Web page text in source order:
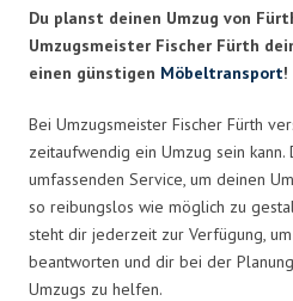
Du planst deinen Umzug von
Umzugsmeister Fischer Fürth
einen günstigen Möbeltransport!
Bei Umzugsmeister Fischer Fürth
zeitaufwendig ein Umzug sein
umfassenden Service, um deinen
so reibungslos wie möglich zu
steht dir jederzeit zur Verfügung,
beantworten und dir bei der
Umzugs zu helfen.